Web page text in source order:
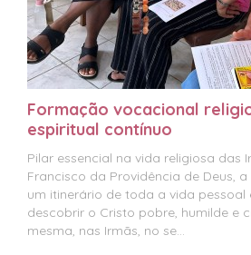
Formação vocacional
espiritual contínuo
Pilar essencial na vida religiosa das
Francisco da Providência de Deus,
um itinerário de toda a vida
descobrir o Cristo pobre, humilde e
mesma, nas Irmãs, no se...